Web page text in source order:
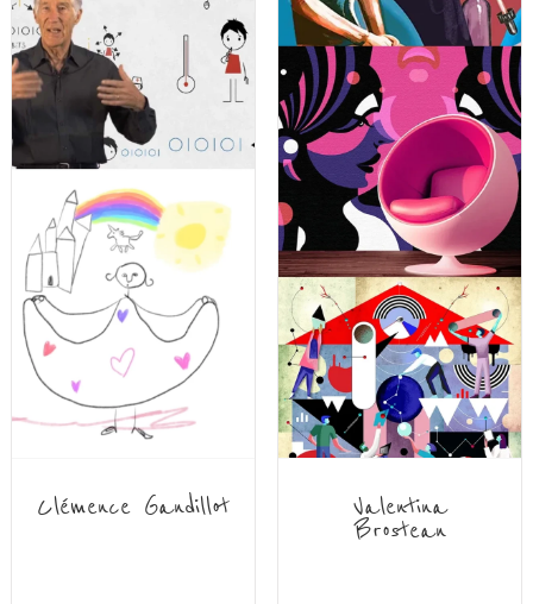
Clémence Gandillot Valentina
Brostean